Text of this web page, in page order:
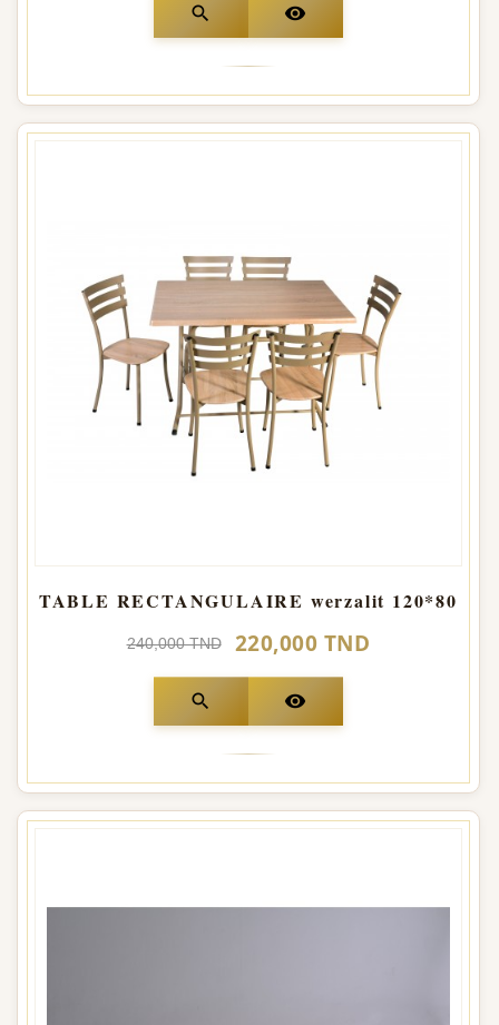
search visibility
TABLE RECTANGULAIRE werzalit 120*80
240,000 TND 220,000 TND
search visibility